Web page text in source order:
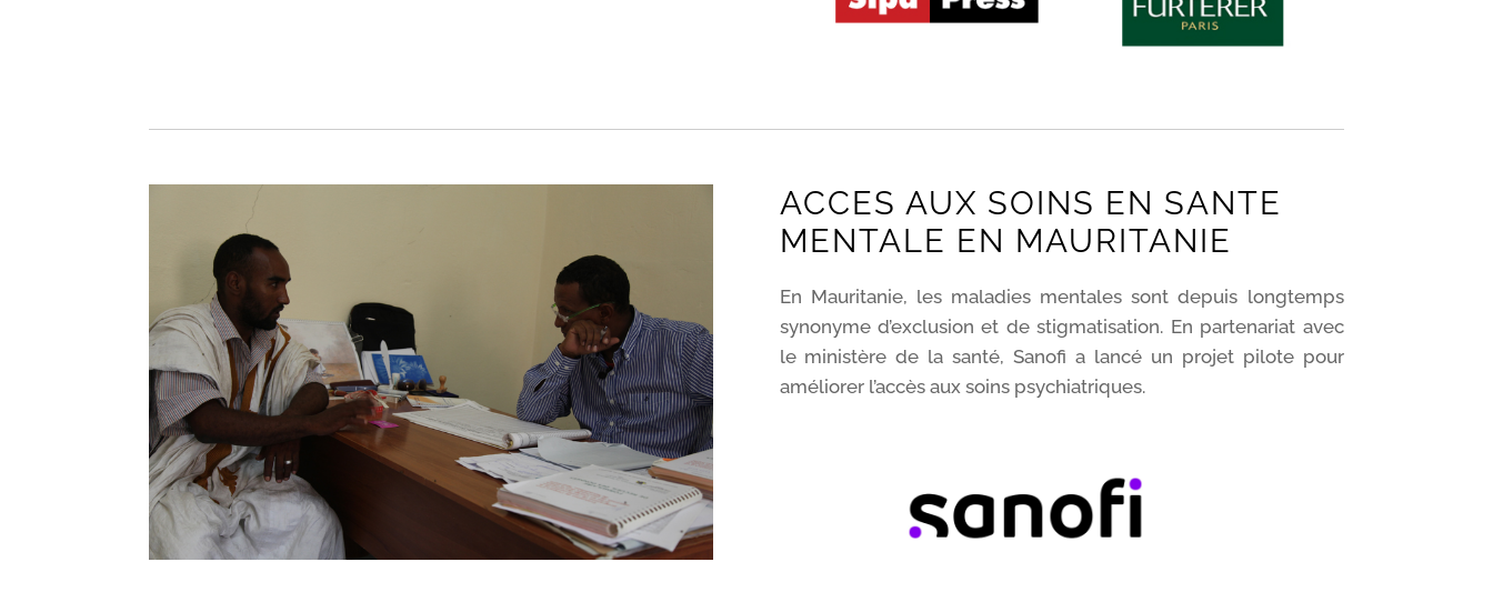
ACCES AUX SOINS EN SANTE
MENTALE EN MAURITANIE
En Mauritanie, les maladies mentales sont depuis longtemps
synonyme d’exclusion et de stigmatisation. En partenariat avec
le ministère de la santé, Sanofi a lancé un projet pilote pour
améliorer l’accès aux soins psychiatriques.